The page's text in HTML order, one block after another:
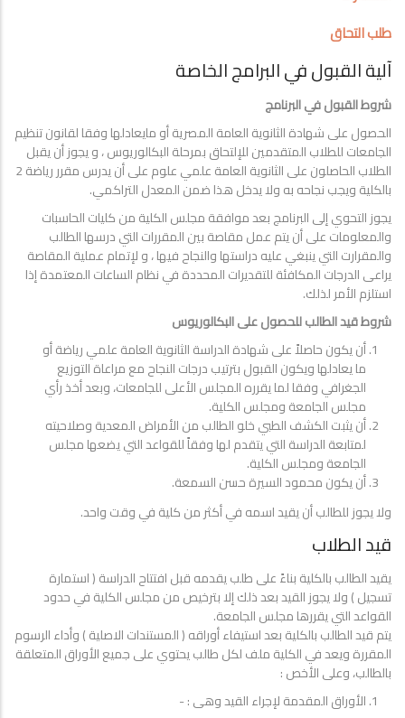
طلب التحاق
آلية القبول في البرامج الخاصة
شروط القبول في البرنامج
الحصول على شهادة الثانوية العامة المصرية أو مايعادلها وفقا لقانون تنظيم
الجامعات للطلاب المتقدمين للإلتحاق بمرحلة البكالوريوس ، و يجوز أن يقبل
الطلاب الحاصلون على الثانوية العامة علمي علوم على أن يدرس مقرر رياضة 2
بالكلية ويجب نجاحه به ولا يدخل هذا ضمن المعدل التراكمي.
يجوز التحوي إلى البرنامج بعد موافقة مجلس الكلية من كليات الحاسبات
والمعلومات على أن يتم عمل مقاصة بين المقررات التي درسها الطالب
والمقرارت التي ينبغي عليه دراستها والنجاح فيها ، و لإتمام عملية المقاصة
يراعى الدرجات المكافئة للتقديرات المحددة في نظام الساعات المعتمدة إذا
استلزم الأمر لذلك.
شروط قيد الطالب للحصول على البكالوريوس
أن يكون حاصلاً على شهادة الدراسة الثانوية العامة علمي رياضة أو
ما يعادلها ويكون القبول بترتيب درجات النجاح مع مراعاة التوزيع
الجغرافي وفقا لما يقرره المجلس الأعلى للجامعات، وبعد أخذ رأي
مجلس الجامعة ومجلس الكلية.
أن يثبت الكشف الطبي خلو الطالب من الأمراض المعدية وصلاحيته
لمتابعة الدراسة التي يتقدم لها وفقاً للقواعد التي يضعها مجلس
الجامعة ومجلس الكلية.
أن يكون محمود السيرة حسن السمعة.
ولا يجوز للطالب أن يقيد اسمه في أكثر من كلية في وقت واحد.
قيد الطلاب
يقيد الطالب بالكلية بناءً على طلب يقدمه قبل افتتاح الدراسة ( استمارة
تسجيل ) ولا يجوز القيد بعد ذلك إلا بترخيص من مجلس الكلية في حدود
القواعد التي يقررها مجلس الجامعة.
يتم قيد الطالب بالكلية بعد استيفاء أوراقه ( المستندات الاصلية ) وأداء الرسوم
المقررة ويعد في الكلية ملف لكل طالب يحتوي على جميع الأوراق المتعلقة
بالطالب، وعلى الأخص :
الأوراق المقدمة لإجراء القيد وهى : -